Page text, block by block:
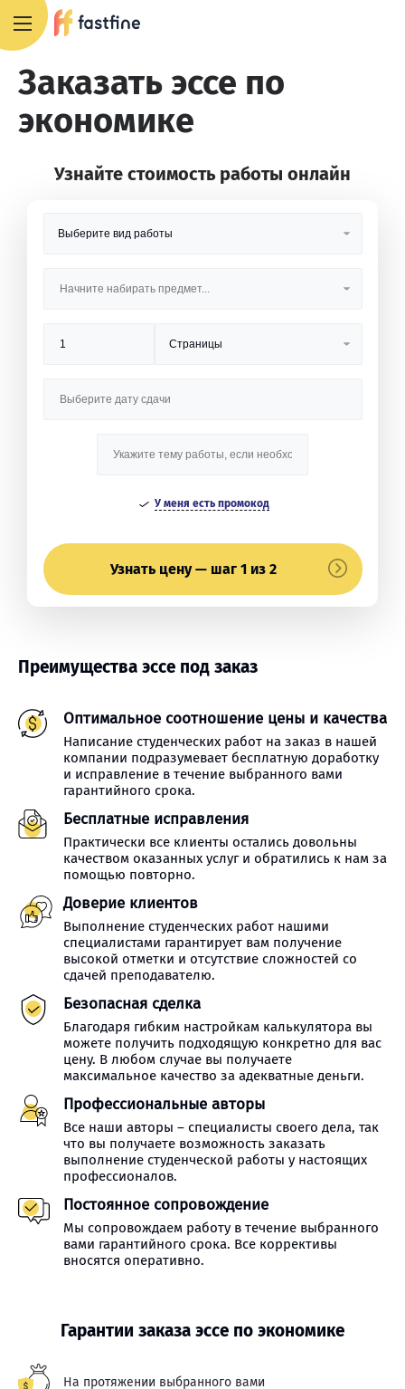
Заказать эссе по
экономике
Узнайте стоимость работы онлайн
У меня есть промокод
Узнать цену — шаг 1 из 2
Преимущества эссе под заказ
Оптимальное соотношение цены и качества
Написание студенческих работ на заказ в нашей
компании подразумевает бесплатную доработку
и исправление в течение выбранного вами
гарантийного срока.
Бесплатные исправления
Практически все клиенты остались довольны
качеством оказанных услуг и обратились к нам за
помощью повторно.
Доверие клиентов
Выполнение студенческих работ нашими
специалистами гарантирует вам получение
высокой отметки и отсутствие сложностей со
сдачей преподавателю.
Безопасная сделка
Благодаря гибким настройкам калькулятора вы
можете получить подходящую конкретно для вас
цену. В любом случае вы получаете
максимальное качество за адекватные деньги.
Профессиональные авторы
Все наши авторы – специалисты своего дела, так
что вы получаете возможность заказать
выполнение студенческой работы у настоящих
профессионалов.
Постоянное сопровождение
Мы сопровождаем работу в течение выбранного
вами гарантийного срока. Все коррективы
вносятся оперативно.
Гарантии заказа эссе по экономике
На протяжении выбранного вами